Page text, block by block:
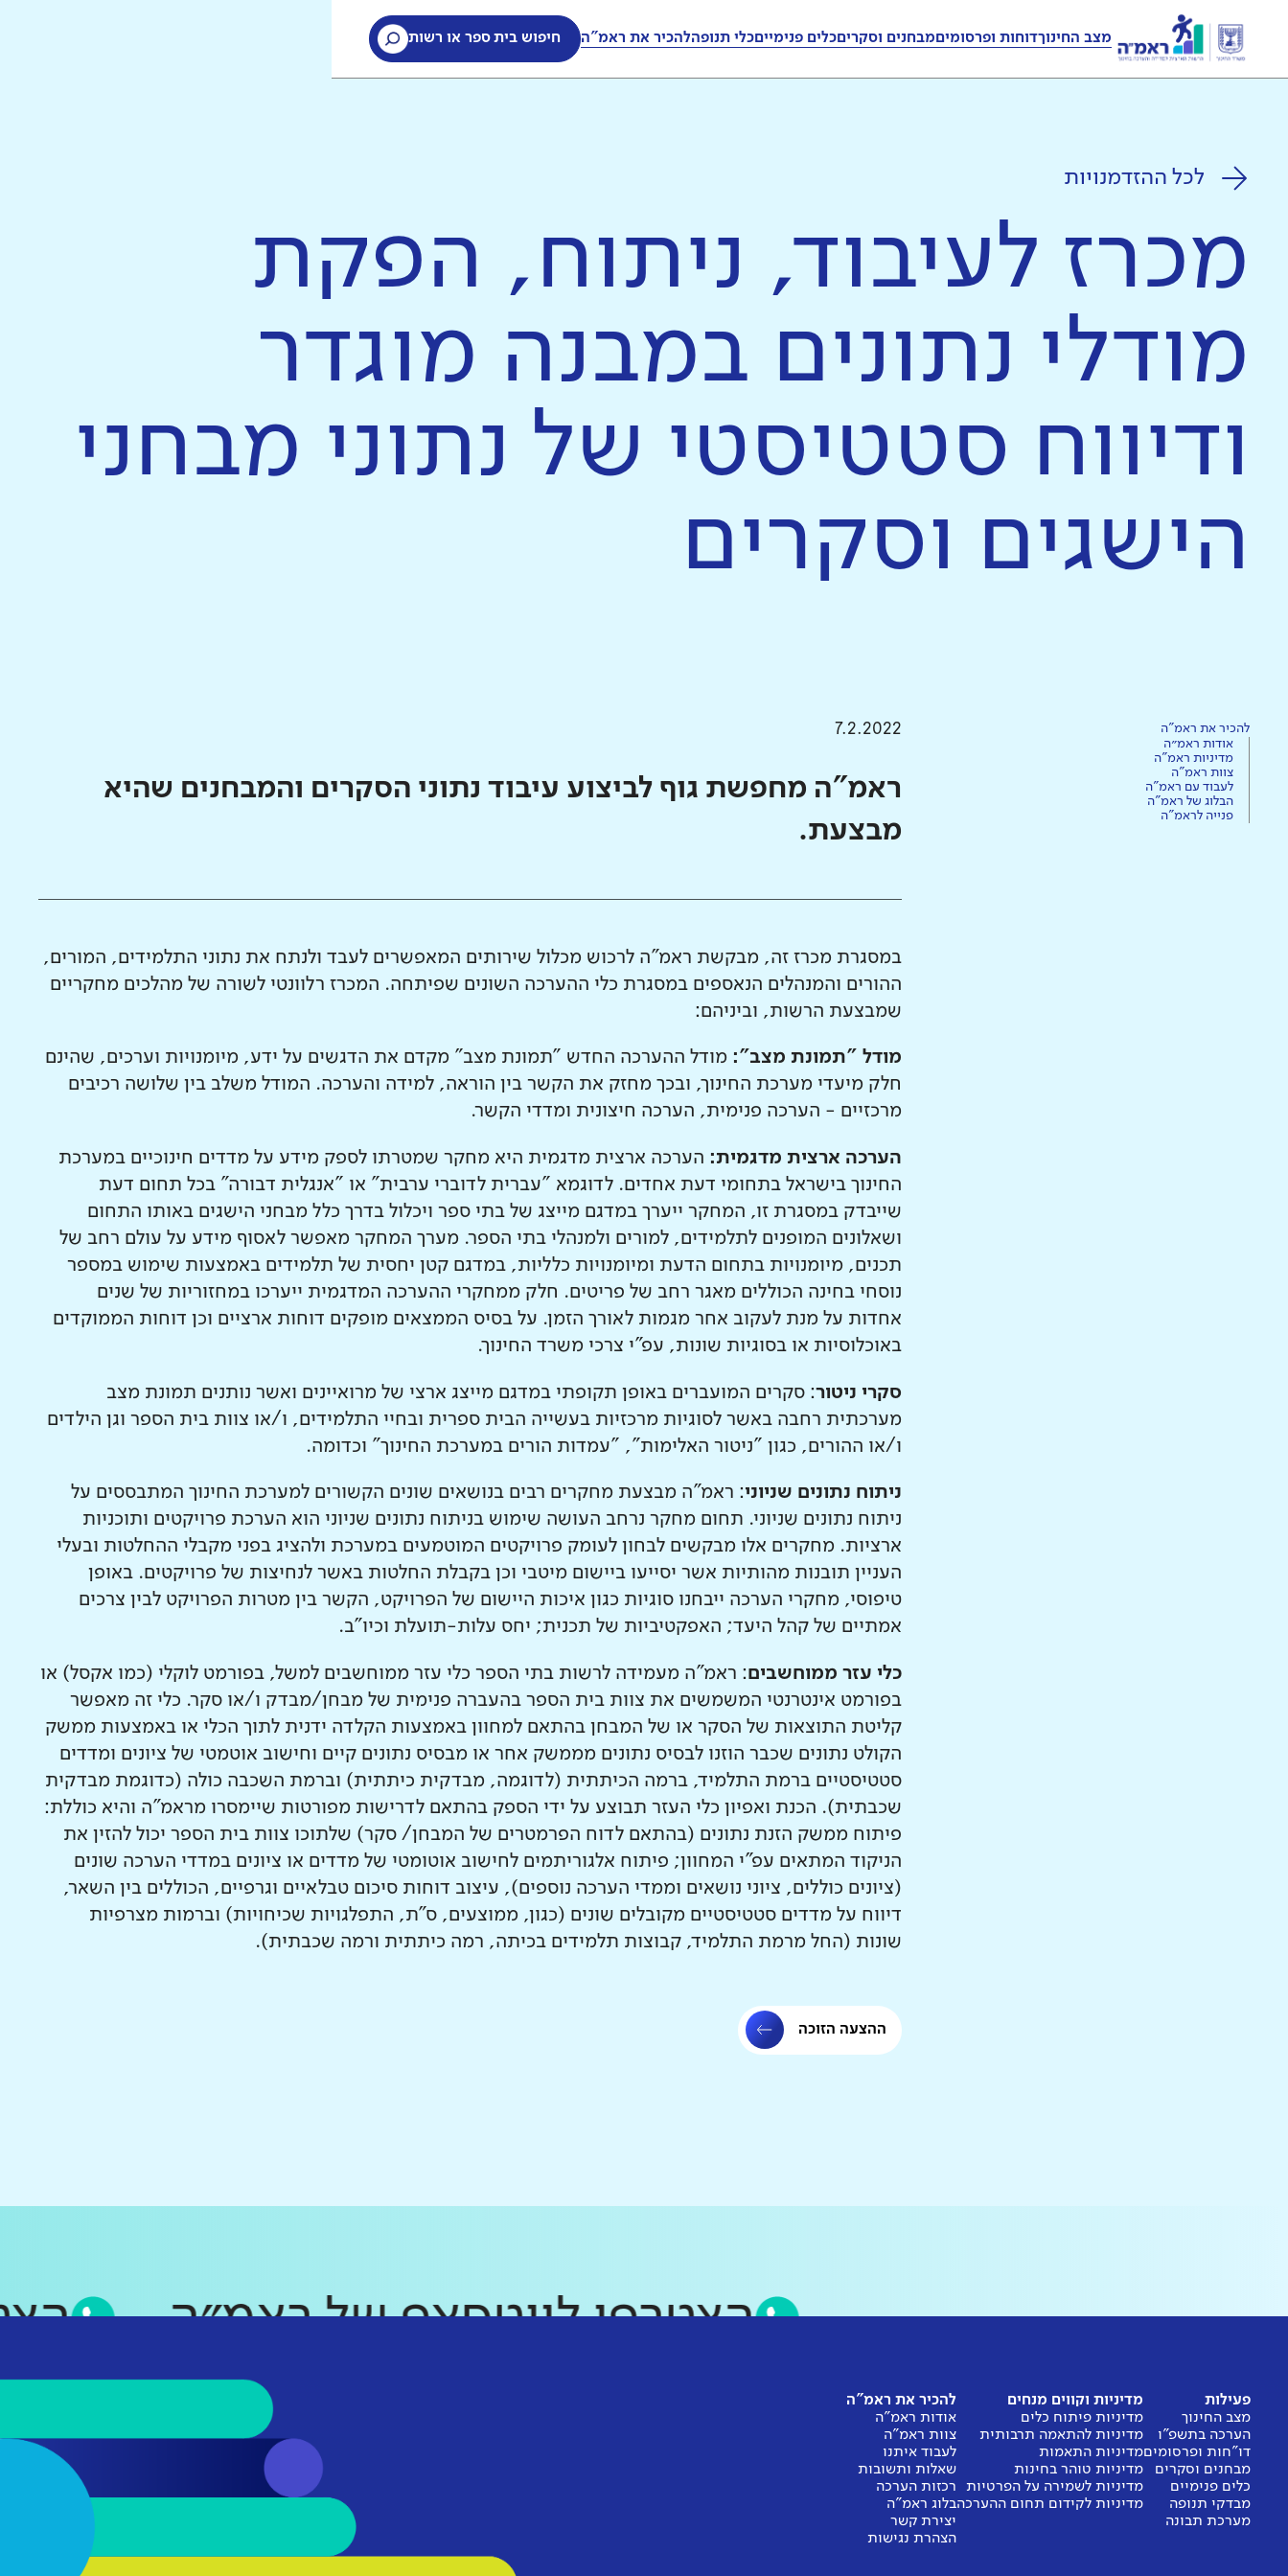
מצב החינוךדוחות ופרסומיםמבחנים וסקריםכלים פנימייםכלי תנופהלהכיר את ראמ"ה חיפוש בית ספר או רשות
לכל ההזדמנויות
מכרז לעיבוד, ניתוח, הפקת
מודלי נתונים במבנה מוגדר
ודיווח סטטיסטי של נתוני מבחני
הישגים וסקרים
להכיר את ראמ"ה
אודות ראמ״ה
מדיניות ראמ"ה
צוות ראמ"ה
לעבוד עם ראמ"ה
הבלוג של ראמ"ה
פנייה לראמ"ה
7.2.2022
ראמ"ה מחפשת גוף לביצוע עיבוד נתוני הסקרים והמבחנים שהיא
מבצעת.
במסגרת מכרז זה, מבקשת ראמ"ה לרכוש מכלול שירותים המאפשרים לעבד ולנתח את נתוני התלמידים, המורים,
ההורים והמנהלים הנאספים במסגרת כלי ההערכה השונים שפיתחה. המכרז רלוונטי לשורה של מהלכים מחקריים
שמבצעת הרשות, וביניהם:
מודל "תמונת מצב":מודל ההערכה החדש "תמונת מצב" מקדם את הדגשים על ידע, מיומנויות וערכים, שהינם
חלק מיעדי מערכת החינוך, ובכך מחזק את הקשר בין הוראה, למידה והערכה. המודל משלב בין שלושה רכיבים
מרכזיים - הערכה פנימית, הערכה חיצונית ומדדי הקשר.
הערכה ארצית מדגמית: הערכה ארצית מדגמית היא מחקר שמטרתו לספק מידע על מדדים חינוכיים במערכת
החינוך בישראל בתחומי דעת אחדים. לדוגמא "עברית לדוברי ערבית" או "אנגלית דבורה" בכל תחום דעת
שייבדק במסגרת זו, המחקר ייערך במדגם מייצג של בתי ספר ויכלול בדרך כלל מבחני הישגים באותו התחום
ושאלונים המופנים לתלמידים, למורים ולמנהלי בתי הספר. מערך המחקר מאפשר לאסוף מידע על עולם רחב של
תכנים, מיומנויות בתחום הדעת ומיומנויות כלליות, במדגם קטן יחסית של תלמידים באמצעות שימוש במספר
נוסחי בחינה הכוללים מאגר רחב של פריטים. חלק ממחקרי ההערכה המדגמית ייערכו במחזוריות של שנים
אחדות על מנת לעקוב אחר מגמות לאורך הזמן. על בסיס הממצאים מופקים דוחות ארציים וכן דוחות הממוקדים
באוכלוסיות או בסוגיות שונות, עפ"י צרכי משרד החינוך.
סקרי ניטור: סקרים המועברים באופן תקופתי במדגם מייצג ארצי של מרואיינים ואשר נותנים תמונת מצב
מערכתית רחבה באשר לסוגיות מרכזיות בעשייה הבית ספרית ובחיי התלמידים, ו/או צוות בית הספר וגן הילדים
ו/או ההורים, כגון "ניטור האלימות", "עמדות הורים במערכת החינוך" וכדומה.
ניתוח נתונים שניוני: ראמ"ה מבצעת מחקרים רבים בנושאים שונים הקשורים למערכת החינוך המתבססים על
ניתוח נתונים שניוני. תחום מחקר נרחב העושה שימוש בניתוח נתונים שניוני הוא הערכת פרויקטים ותוכניות
ארציות. מחקרים אלו מבקשים לבחון לעומק פרויקטים המוטמעים במערכת ולהציג בפני מקבלי ההחלטות ובעלי
העניין תובנות מהותיות אשר יסייעו ביישום מיטבי וכן בקבלת החלטות באשר לנחיצות של פרויקטים. באופן
טיפוסי, מחקרי הערכה ייבחנו סוגיות כגון איכות היישום של הפרויקט, הקשר בין מטרות הפרויקט לבין צרכים
אמתיים של קהל היעד; האפקטיביות של תכנית; יחס עלות-תועלת וכיו"ב.
כלי עזר ממוחשבים: ראמ"ה מעמידה לרשות בתי הספר כלי עזר ממוחשבים למשל, בפורמט לוקלי (כמו אקסל) או
בפורמט אינטרנטי המשמשים את צוות בית הספר בהעברה פנימית של מבחן/מבדק ו/או סקר. כלי זה מאפשר
קליטת התוצאות של הסקר או של המבחן בהתאם למחוון באמצעות הקלדה ידנית לתוך הכלי או באמצעות ממשק
הקולט נתונים שכבר הוזנו לבסיס נתונים מממשק אחר או מבסיס נתונים קיים וחישוב אוטמטי של ציונים ומדדים
סטטיסטיים ברמת התלמיד, ברמה הכיתתית (לדוגמה, מבדקית כיתתית) וברמת השכבה כולה (כדוגמת מבדקית
שכבתית). הכנת ואפיון כלי העזר תבוצע על ידי הספק בהתאם לדרישות מפורטות שיימסרו מראמ"ה והיא כוללת:
פיתוח ממשק הזנת נתונים (בהתאם לדוח הפרמטרים של המבחן/ סקר) שלתוכו צוות בית הספר יכול להזין את
הניקוד המתאים עפ"י המחוון; פיתוח אלגוריתמים לחישוב אוטומטי של מדדים או ציונים במדדי הערכה שונים
(ציונים כוללים, ציוני נושאים וממדי הערכה נוספים), עיצוב דוחות סיכום טבלאיים וגרפיים, הכוללים בין השאר,
דיווח על מדדים סטטיסטיים מקובלים שונים (כגון, ממוצעים, ס"ת, התפלגויות שכיחויות) וברמות מצרפיות
שונות (החל מרמת התלמיד, קבוצות תלמידים בכיתה, רמה כיתתית ורמה שכבתית).
ההצעה הזוכה
הצטרפו לווטסאפ של ראמ״ה
פעילות
מצב החינוך
הערכה בתשפ"ו
דו"חות ופרסומים
מבחנים וסקרים
כלים פנימיים
מבדקי תנופה
מערכת תבונה
מדיניות וקווים מנחים
מדיניות פיתוח כלים
מדיניות להתאמה תרבותית
מדיניות התאמות
מדיניות טוהר בחינות
מדיניות לשמירה על הפרטיות
מדיניות לקידום תחום ההערכה
להכיר את ראמ"ה
אודות ראמ"ה
צוות ראמ"ה
לעבוד איתנו
שאלות ותשובות
רכזות הערכה
בלוג ראמ"ה
יצירת קשר
הצהרת נגישות